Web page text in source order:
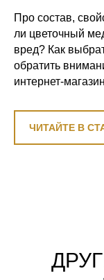
Про состав,
ли цветочный
вред? Как
обратить
интернет-
ЧИТАЙТЕ В